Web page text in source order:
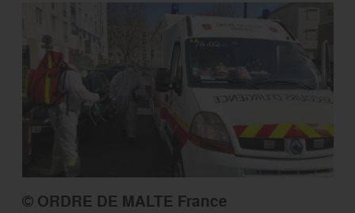
© ORDRE DE MALTE France